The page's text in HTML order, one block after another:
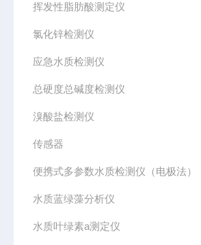
挥发性脂肪酸测定仪
氯化锌检测仪
应急水质检测仪
总硬度总碱度检测仪
溴酸盐检测仪
传感器
便携式多参数水质检测仪（电极法）
水质蓝绿藻分析仪
水质叶绿素a测定仪